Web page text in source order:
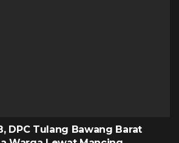
DPC Tulang Bawang Barat